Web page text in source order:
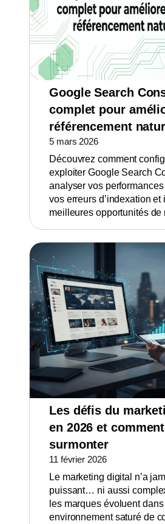
Google Search
complet pour
référencement
5 mars 2026
Découvrez comment
exploiter Google Search
analyser vos
vos erreurs d’indexation et
meilleures opportunités de
Les défis du
en 2026 et
surmonter
11 février 2026
Le marketing digital n’a
puissant… ni aussi
les marques évoluent dans
environnement saturé de